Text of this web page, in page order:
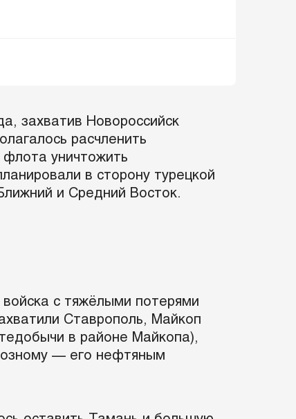
захватив Новороссийск
расчленить
уничтожить
в сторону турецкой
и Средний Восток.
с тяжёлыми потерями
Ставрополь, Майкоп
в районе Майкопа),
— его нефтяным